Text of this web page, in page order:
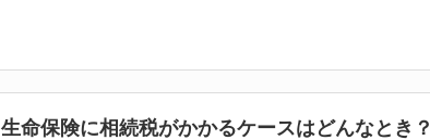
生命保険に相続税がかかるケースはどんなとき？